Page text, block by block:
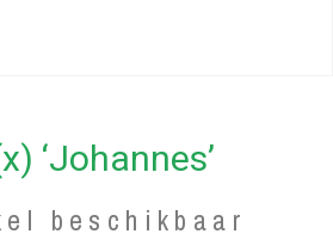
‘Johannes’
beschikbaar